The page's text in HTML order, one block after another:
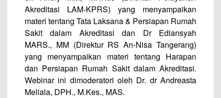
Akreditasi LAM-KPRS) yang menyampaikan
materi tentang Tata Laksana & Persiapan Rumah
Sakit dalam Akreditasi dan Dr Ediansyah
MARS., MM (Direktur RS An-Nisa Tangerang)
yang menyampaikan materi tentang Harapan
dan Persiapan Rumah Sakit dalam Akreditasi.
Webinar ini dimoderatori oleh Dr. dr Andreasta
Meliala, DPH., M.Kes., MAS.